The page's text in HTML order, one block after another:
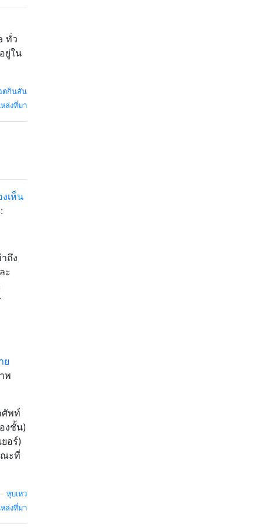
ทั่ว
ยู่ใน
ตกินสัน
ล่งที่มา
เห็น
ถึง
ะ
ย
พ
ศัพท์
งชั้น)
อร์)
ณะที่
หุบเหว
ล่งที่มา